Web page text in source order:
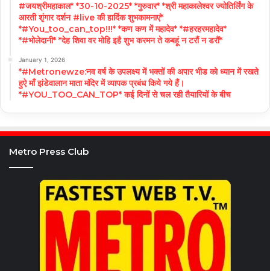
#जयश्रीमहाकाल* *30-10-2025* *गुरुवार* *श्री महाकालेश्वर ज्योतिर्लिंग के
आरती शृंगार दर्शन #live की हार्दिक शुभकामनाएं*
*#You_too_can_top!!!* *कण कण में महादेव* *#हरहरमहादेव*
*#भोलेदानी* *देह शिवा वर मोहि इहै शुभ करमन ते कबहूं न टरौं न डरौं*
January 1, 2026
*#Metronewze:नव वर्ष के उपलक्ष्य में भक्तों की अपार भीड को ध्यान में रखते
हुऐ माँ झंडेवालान माता मंदिर में व्यापक प्रबंध किये गये हैं।
*#YOU_TOO_CAN_TOP* कई दिनों से चल रही तैयारियों के बीच
Metro Press Club